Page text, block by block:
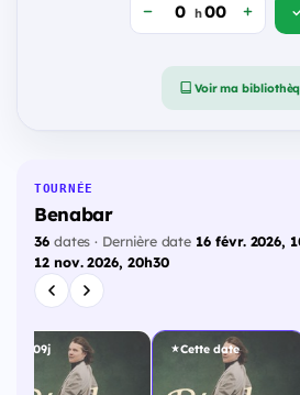
h
Voir ma
TOURNÉE
Benabar
36dates · Dernière date 16 févr. 2026,
12 nov. 2026, 20h30
209j Cette date